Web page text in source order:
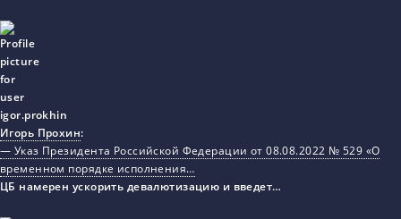
Игорь Прохин:
— Указ Президента Российской Федерации от 08.08.2022 № 529 «О
временном порядке исполнения…
ЦБ намерен ускорить девалютизацию и введет…